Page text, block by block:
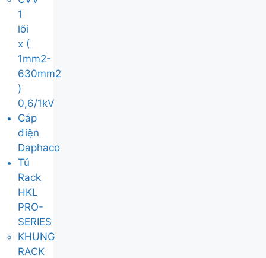
1
lõi
x (
1mm2-
630mm2
)
0,6/1kV
Cáp
điện
Daphaco
Tủ
Rack
HKL
PRO-
SERIES
KHUNG
RACK